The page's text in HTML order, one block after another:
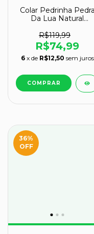
Colar Pedrinha Pedra
Da Lua Natural
950
R$119,99
R$74,99
6 x de R$12,50 sem juros
36%
OFF